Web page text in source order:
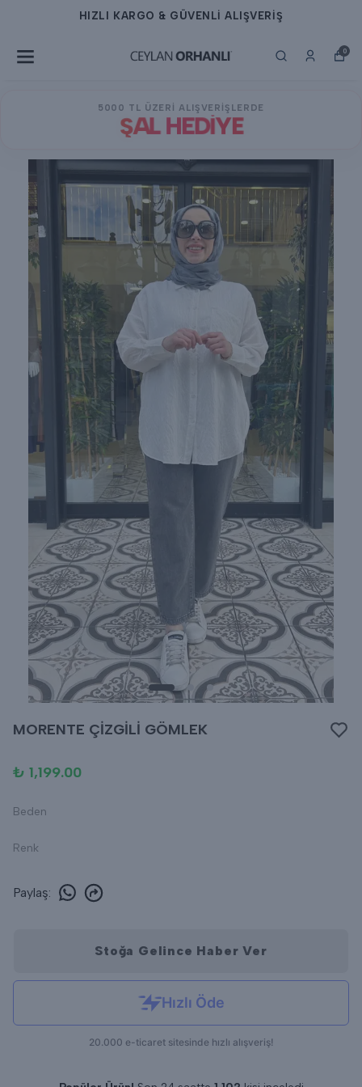
HIZLI KARGO & GÜVENLİ ALIŞVERİŞ
0
5000 TL ÜZERİ ALIŞVERİŞLERDE
ŞAL HEDİYE
MORENTE ÇİZGİLİ GÖMLEK
₺ 1,199.00
Beden
Renk
Paylaş:
Stoğa Gelince Haber Ver